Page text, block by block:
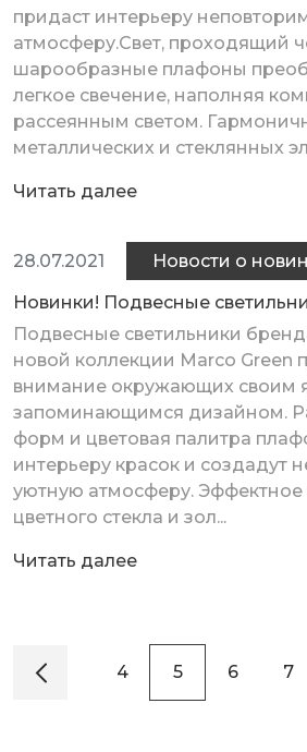
придаст интерьеру
атмосферу.Свет, проходящий
шарообразные плафоны
легкое свечение, наполняя
рассеянным светом.
металлических и стеклянных
Читать далее
28.07.2021
Новости о
Новинки! Подвесные
Подвесные светильники
новой коллекции Marco Green
внимание окружающих своим
запоминающимся дизайном.
форм и цветовая палитра
интерьеру красок и создадут
уютную атмосферу. Эффектное
цветного стекла и зол...
Читать далее
4 5 6 7